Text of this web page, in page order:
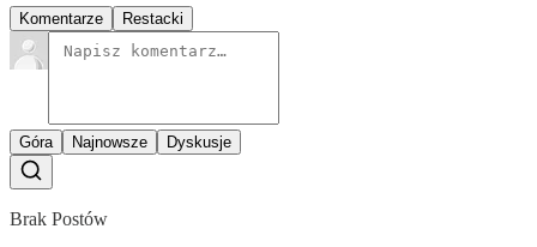
Komentarze Restacki
Góra Najnowsze Dyskusje
Brak Postów